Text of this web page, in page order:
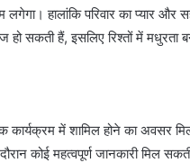
हालांकि परिवार का प्यार और
सकती हैं, इसलिए रिश्तों में
में शामिल होने का अवसर
कोई महत्वपूर्ण जानकारी मिल